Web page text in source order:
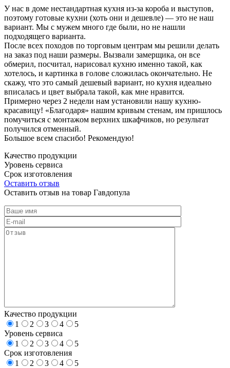
У нас в доме нестандартная кухня из-за короба и выступов,
поэтому готовые кухни (хоть они и дешевле) — это не наш
вариант. Мы с мужем много где были, но не нашли
подходящего варианта.
После всех походов по торговым центрам мы решили делать
на заказ под наши размеры. Вызвали замерщика, он все
обмерил, посчитал, нарисовал кухню именно такой, как
хотелось, и картинка в голове сложилась окончательно. Не
скажу, что это самый дешевый вариант, но кухня идеально
вписалась и цвет выбрала такой, как мне нравится.
Примерно через 2 недели нам установили нашу кухню-
красавицу! «Благодаря» нашим кривым стенам, им пришлось
помучиться с монтажом верхних шкафчиков, но результат
получился отменный.
Большое всем спасибо! Рекомендую!
Качество продукции
Уровень сервиса
Срок изготовления
Оставить отзыв
Оставить отзыв на товар Гавдопула
Качество продукции
1
2 3 4
5
Уровень сервиса
1
2 3 4
5
Срок изготовления
1
2 3 4
5